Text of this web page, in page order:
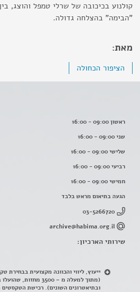
קולנוע בכיכובה של שרלי טמפל והוצג,
"הבימה" בהצלחה גדולה.
מאת:
הציפור הכחולה
ראשון 09:00 - 16:00
שני 09:00 - 16:00
שלישי 09:00 - 16:00
רביעי 09:00 - 16:00
חמישי 09:00 - 16:00
הגעה בתיאום מראש בלבד
03-5266720
archive@habima.org.il
שירותי הארכיון:
ייעוץ, ליווי והכוונה מקצועית בבחירת
(מתוך למעלה מ – 3500
ובתיאטרונים השונים). רכישת